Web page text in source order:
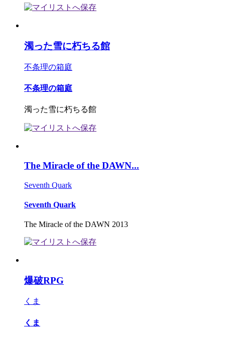
濁った雪に朽ちる館
不条理の箱庭
不条理の箱庭
濁った雪に朽ちる館
The Miracle of the DAWN...
Seventh Quark
Seventh Quark
The Miracle of the DAWN 2013
爆破RPG
くま
くま